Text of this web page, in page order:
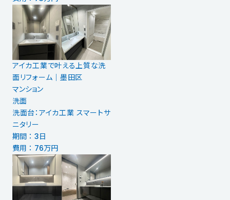
アイカ工業で叶える上質な洗
面リフォーム｜墨田区
マンション
洗面
洗面台：アイカ工業 スマートサ
ニタリー
期間 ： 3日
費用 ： 76万円